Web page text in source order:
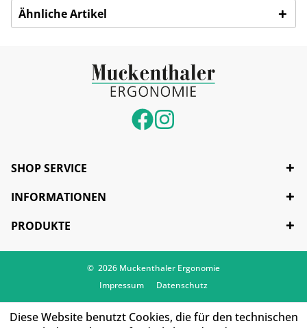
Ähnliche Artikel
SHOP SERVICE
INFORMATIONEN
PRODUKTE
© 2026 Muckenthaler Ergonomie
Impressum
Datenschutz
Diese Website benutzt Cookies, die für den technischen